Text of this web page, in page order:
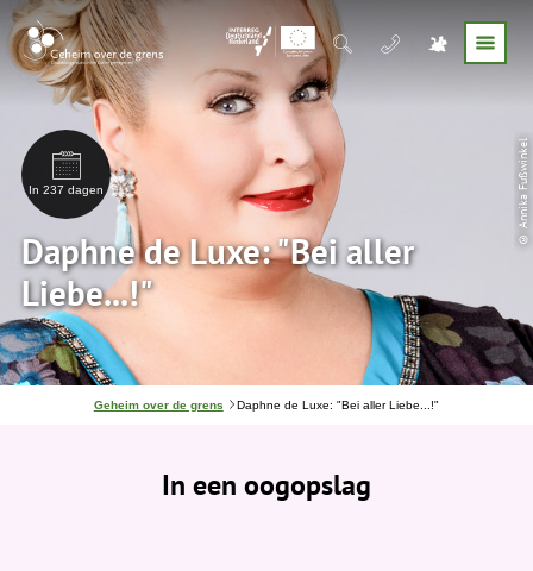
© Annika Fußwinkel
In 237 dagen
Daphne de Luxe: "Bei aller
Liebe...!"
J
Geheim over de grens Daphne de Luxe: "Bei aller Liebe...!"
In een oogopslag